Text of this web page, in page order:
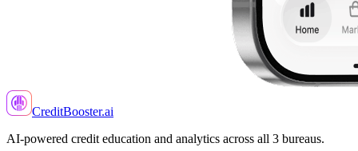
CreditBooster.ai
AI-powered credit education and analytics across all 3 bureaus.